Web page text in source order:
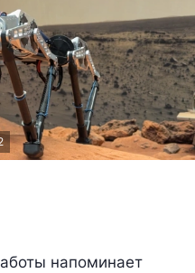
напоминает